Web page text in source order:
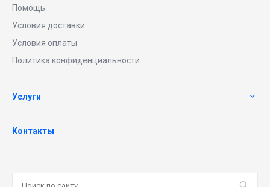
Помощь
Условия доставки
Условия оплаты
Политика конфиденциальности
Услуги
Контакты